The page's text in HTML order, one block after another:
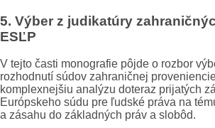
5. Výber z judikatúry
ESĽP
V tejto časti monografie pôjde o rozbor
rozhodnutí súdov zahraničnej
komplexnejšiu analýzu doteraz prijatých
Európskeho súdu pre ľudské práva na
a zásahu do základných práv a slobôd.